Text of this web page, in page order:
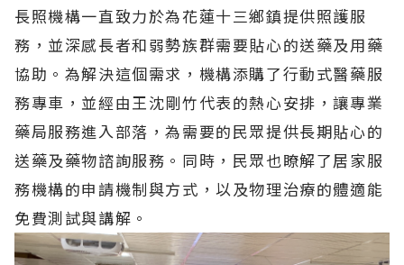
長照機構一直致力於為花蓮十三鄉鎮提供照護服
務，並深感長者和弱勢族群需要貼心的送藥及用藥
協助。為解決這個需求，機構添購了行動式醫藥服
務專車，並經由王沈剛竹代表的熱心安排，讓專業
藥局服務進入部落，為需要的民眾提供長期貼心的
送藥及藥物諮詢服務。同時，民眾也瞭解了居家服
務機構的申請機制與方式，以及物理治療的體適能
免費測試與講解。